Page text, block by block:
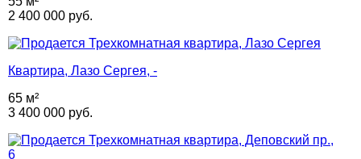
2 400 000 руб.
Квартира, Лазо Сергея, -
65 м²
3 400 000 руб.